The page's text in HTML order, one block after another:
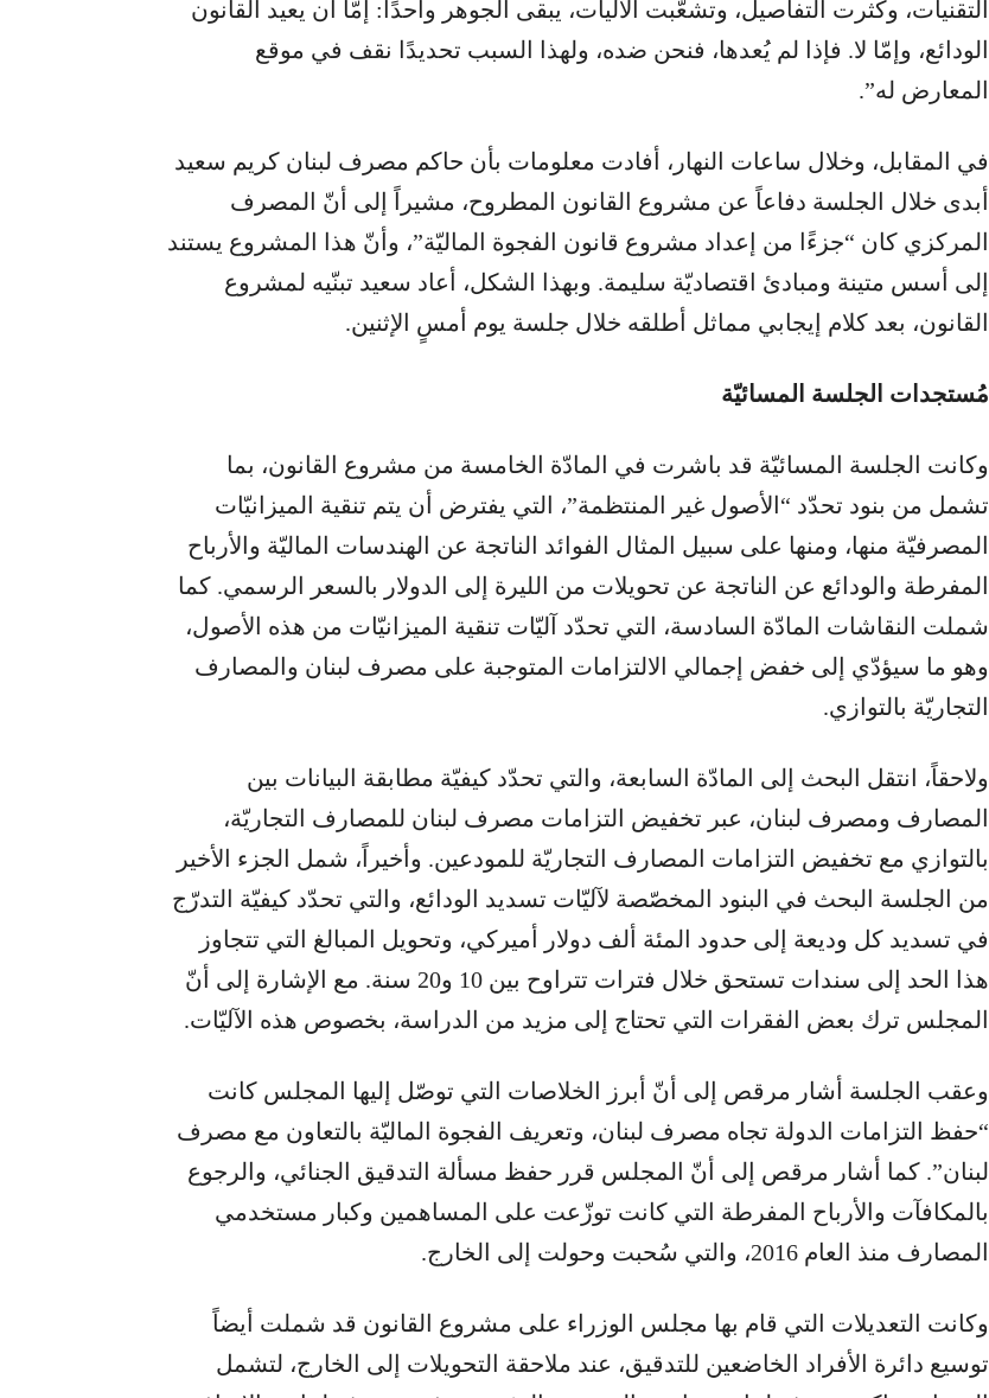
التقنيات، وكثرت التفاصيل، وتشعّبت الآليات، يبقى الجوهر واحدًا: إمّا أن يعيد القانون
الودائع، وإمّا لا. فإذا لم يُعدها، فنحن ضده، ولهذا السبب تحديدًا نقف في موقع
المعارض له”.
في المقابل، وخلال ساعات النهار، أفادت معلومات بأن حاكم مصرف لبنان كريم سعيد
أبدى خلال الجلسة دفاعاً عن مشروع القانون المطروح، مشيراً إلى أنّ المصرف
المركزي كان “جزءًا من إعداد مشروع قانون الفجوة الماليّة”، وأنّ هذا المشروع يستند
إلى أسس متينة ومبادئ اقتصاديّة سليمة. وبهذا الشكل، أعاد سعيد تبنّيه لمشروع
القانون، بعد كلام إيجابي مماثل أطلقه خلال جلسة يوم أمسٍ الإثنين.
مُستجدات الجلسة المسائيّة
وكانت الجلسة المسائيّة قد باشرت في المادّة الخامسة من مشروع القانون، بما
تشمل من بنود تحدّد “الأصول غير المنتظمة”، التي يفترض أن يتم تنقية الميزانيّات
المصرفيّة منها، ومنها على سبيل المثال الفوائد الناتجة عن الهندسات الماليّة والأرباح
المفرطة والودائع عن الناتجة عن تحويلات من الليرة إلى الدولار بالسعر الرسمي. كما
شملت النقاشات المادّة السادسة، التي تحدّد آليّات تنقية الميزانيّات من هذه الأصول،
وهو ما سيؤدّي إلى خفض إجمالي الالتزامات المتوجبة على مصرف لبنان والمصارف
التجاريّة بالتوازي.
ولاحقاً، انتقل البحث إلى المادّة السابعة، والتي تحدّد كيفيّة مطابقة البيانات بين
المصارف ومصرف لبنان، عبر تخفيض التزامات مصرف لبنان للمصارف التجاريّة،
بالتوازي مع تخفيض التزامات المصارف التجاريّة للمودعين. وأخيراً، شمل الجزء الأخير
من الجلسة البحث في البنود المخصّصة لآليّات تسديد الودائع، والتي تحدّد كيفيّة التدرّج
في تسديد كل وديعة إلى حدود المئة ألف دولار أميركي، وتحويل المبالغ التي تتجاوز
هذا الحد إلى سندات تستحق خلال فترات تتراوح بين 10 و20 سنة. مع الإشارة إلى أنّ
المجلس ترك بعض الفقرات التي تحتاج إلى مزيد من الدراسة، بخصوص هذه الآليّات.
وعقب الجلسة أشار مرقص إلى أنّ أبرز الخلاصات التي توصّل إليها المجلس كانت
“حفظ التزامات الدولة تجاه مصرف لبنان، وتعريف الفجوة الماليّة بالتعاون مع مصرف
لبنان”. كما أشار مرقص إلى أنّ المجلس قرر حفظ مسألة التدقيق الجنائي، والرجوع
بالمكافآت والأرباح المفرطة التي كانت توزّعت على المساهمين وكبار مستخدمي
المصارف منذ العام 2016، والتي سُحبت وحولت إلى الخارج.
وكانت التعديلات التي قام بها مجلس الوزراء على مشروع القانون قد شملت أيضاً
توسيع دائرة الأفراد الخاضعين للتدقيق، عند ملاحقة التحويلات إلى الخارج، لتشمل